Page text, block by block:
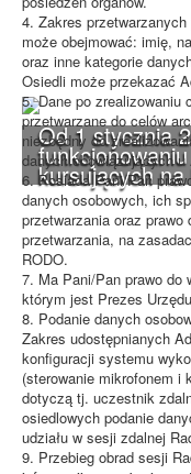
Od 1 stycznia
kursujących
4. Zakres
może obejmować: imię,
oraz inne kategorie
Osiedli może przekazać
5. Dane po zrealizowaniu
przetwarzane do celów
niezbędny do
danych obowiązujących
6. Posiada Pani/Pan
danych osobowych, ich
przetwarzania oraz
przetwarzania, na
RODO.
7. Ma Pani/Pan prawo do
którym jest Prezes
8. Podanie danych
Zakres udostępnianych
konfiguracji systemu
(sterowanie mikrofonem i
dotyczą tj. uczestnik
osiedlowych podanie
udziału w sesji zdalnej
9. Przebieg obrad sesji